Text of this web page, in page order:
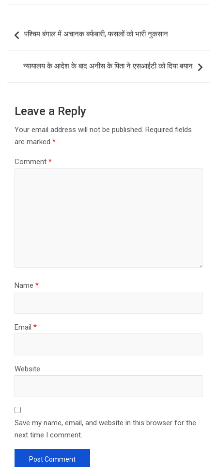
ce
o
o
k
st
o
d
o
n
ail ar
e
navigation
पश्चिम बंगाल में अचानक बर्फबारी, फसलों को भारी नुकसान
न्यायालय के आदेश के बाद अनीस के पिता ने एसआईटी को दिया बयान
Leave a Reply
Your email address will not be published. Required fields
are marked *
Comment *
Name *
Email *
Website
Save my name, email, and website in this browser for the
next time I comment.